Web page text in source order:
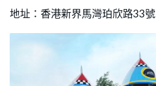
地址：香港新界馬灣珀欣路33號